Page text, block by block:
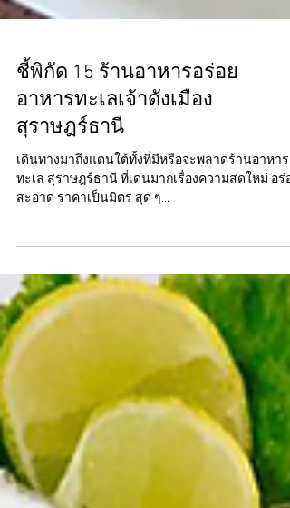
ชี้พิกัด 15 ร้านอาหารอร่อย
อาหารทะเลเจ้าดังเมือง
เดินทางมาถึงแดนใต้ทั้งที่มีหรือจะพลาดร้านอาหาร
ทะเล สุราษฎร์ธานี ที่เด่นมากเรื่องความสดใหม่ อร่อ
สะอาด ราคาเป็นมิตร สุด ๆ...